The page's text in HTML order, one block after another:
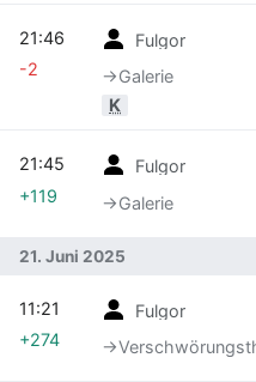
Fulgor
→‎Galerie
K
21:46
-2
Fulgor
→‎Galerie
21:45
+119
21. Juni 2025
Fulgor
11:21
+274